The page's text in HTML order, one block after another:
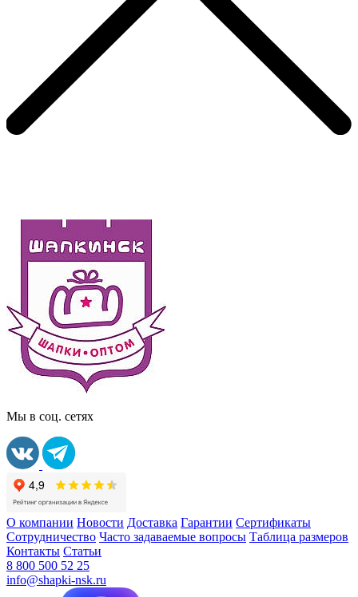
Мы в соц. сетях
О компании Новости Доставка Гарантии Сертификаты
Сотрудничество Часто задаваемые вопросы Таблица размеров
Контакты Статьи
8 800 500 52 25
info@shapki-nsk.ru